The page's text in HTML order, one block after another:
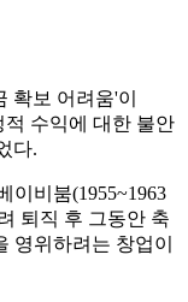
확보 어려움'이
적 수익에 대한 불안
다.
이비붐(1955~1963
퇴직 후 그동안 축
영위하려는 창업이